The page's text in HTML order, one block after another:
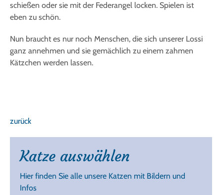
schießen oder sie mit der Federangel locken. Spielen ist
eben zu schön.
Nun braucht es nur noch Menschen, die sich unserer Lossi
ganz annehmen und sie gemächlich zu einem zahmen
Kätzchen werden lassen.
zurück
Katze auswählen
Hier finden Sie alle unsere Katzen mit Bildern und
Infos